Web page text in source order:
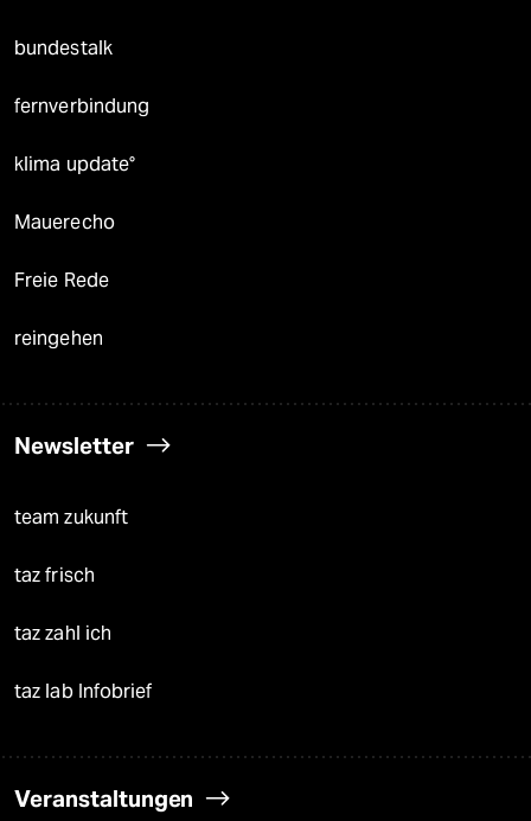
bundestalk
fernverbindung
klima update°
Mauerecho
Freie Rede
reingehen
Newsletter
team zukunft
taz frisch
taz zahl ich
taz lab Infobrief
Veranstaltungen